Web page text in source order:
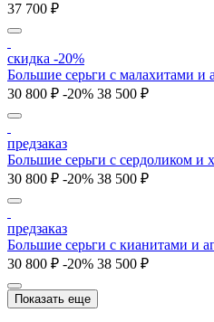
37 700 ₽
скидка -20%
Большие серьги с малахитами и
30 800 ₽ -20% 38 500 ₽
предзаказ
Большие серьги с сердоликом и
30 800 ₽ -20% 38 500 ₽
предзаказ
Большие серьги с кианитами и
30 800 ₽ -20% 38 500 ₽
Показать еще